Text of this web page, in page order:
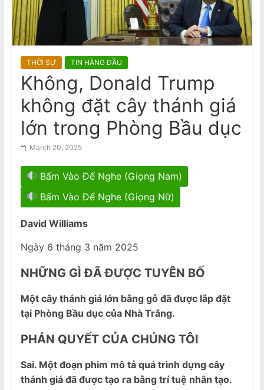
s
e
N
w
s
p
a
p
e
cứu Úc
National Stroke Week: ‘Siêu thực
phẩm’ giúp ngăn ngừa đột quỵ
THỜI SỰ TIN HÀNG ĐẦU
Không, Donald Trump
không đặt cây thánh giá
lớn trong Phòng Bầu dục
March 20, 2025
Bấm Vào Để Nghe (Giọng Nam)
Bấm Vào Để Nghe (Giọng Nữ)
David Williams
Ngày 6 tháng 3 năm 2025
NHỮNG GÌ ĐÃ ĐƯỢC TUYÊN BỐ
Một cây thánh giá lớn bằng gỗ đã được lắp đặt
tại Phòng Bầu dục của Nhà Trắng.
PHÁN QUYẾT CỦA CHÚNG TÔI
Sai. Một đoạn phim mô tả quá trình dựng cây
thánh giá đã được tạo ra bằng trí tuệ nhân tạo.